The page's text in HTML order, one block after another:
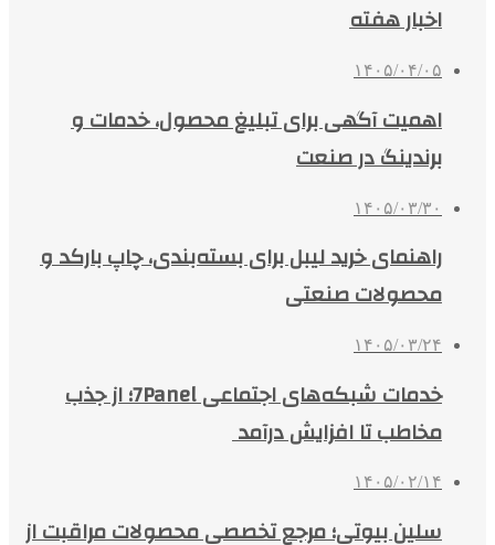
اخبار هفته
۱۴۰۵/۰۴/۰۵
اهمیت آگهی برای تبلیغ محصول، خدمات و
برندینگ در صنعت
۱۴۰۵/۰۳/۳۰
راهنمای خرید لیبل برای بسته‌بندی، چاپ بارکد و
محصولات صنعتی
۱۴۰۵/۰۳/۲۴
خدمات شبکه‌های اجتماعی 7Panel؛ از جذب
مخاطب تا افزایش درآمد
۱۴۰۵/۰۲/۱۴
سلین بیوتی؛ مرجع تخصصی محصولات مراقبت از